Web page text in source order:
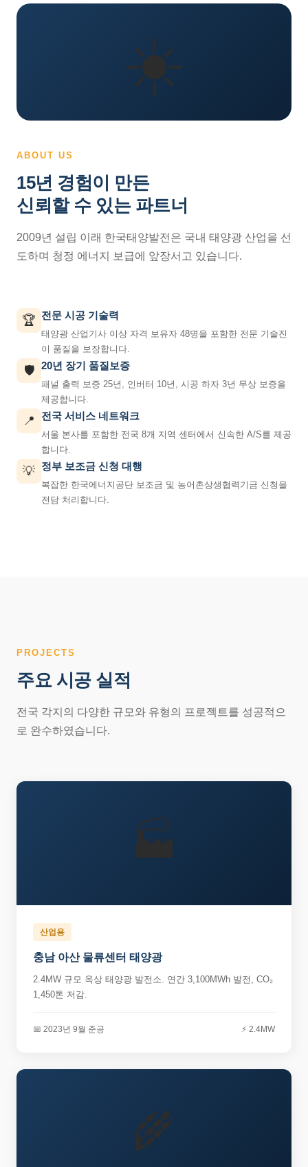
☀️
ABOUT US
15년 경험이 만든
신뢰할 수 있는 파트너
2009년 설립 이래 한국태양발전은 국내 태양광 산업을 선
도하며 청정 에너지 보급에 앞장서고 있습니다.
🏆 전문 시공 기술력
태양광 산업기사 이상 자격 보유자 48명을 포함한 전문 기술진
이 품질을 보장합니다.
🛡️ 20년 장기 품질보증
패널 출력 보증 25년, 인버터 10년, 시공 하자 3년 무상 보증을
제공합니다.
📍 전국 서비스 네트워크
서울 본사를 포함한 전국 8개 지역 센터에서 신속한 A/S를 제공
합니다.
💡 정부 보조금 신청 대행
복잡한 한국에너지공단 보조금 및 농어촌상생협력기금 신청을
전담 처리합니다.
PROJECTS
주요 시공 실적
전국 각지의 다양한 규모와 유형의 프로젝트를 성공적으
로 완수하였습니다.
🏭
산업용
충남 아산 물류센터 태양광
2.4MW 규모 옥상 태양광 발전소. 연간 3,100MWh 발전, CO₂
1,450톤 저감.
📅 2023년 9월 준공 ⚡ 2.4MW
🌾